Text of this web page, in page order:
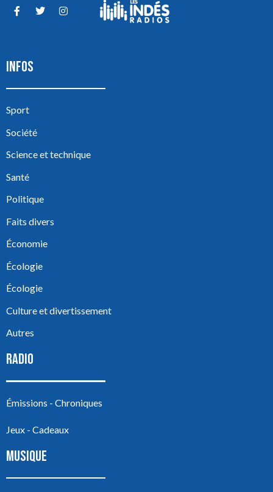
INFOS
Sport
Société
Science et technique
Santé
Politique
Faits divers
Économie
Écologie
Écologie
Culture et divertissement
Autres
RADIO
Émissions - Chroniques
Jeux - Cadeaux
MUSIQUE